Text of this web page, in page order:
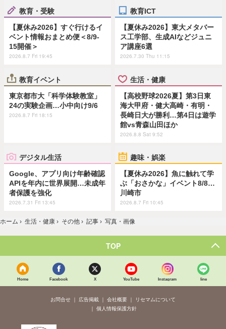
教育・受験
【夏休み2026】すぐ行けるイ
ベント情報おまとめ便＜8/9-
15開催＞
2026.8.7 Fri 19:45
教育ICT
【夏休み2026】東大メタバー
ス工学部、生成AIなどジュニ
ア講座6選
2026.7.30 Thu 11:15
教育イベント
東京都市大「科学体験教室」
24の実験企画…小中向け9/6
2026.8.7 Fri 18:15
生活・健康
【高校野球2026夏】第3日東
海大甲府・健大高崎・有明・
長崎日大が勝利…第4日は遊学
館vs青森山田ほか
2026.8.8 Sat 9:52
デジタル生活
Google、アプリ向け年齢確認
APIを年内に世界展開…未成年
者保護を強化
2026.7.31 Fri 13:45
趣味・娯楽
【夏休み2026】魚に触れて学
ぶ「おさかな」イベント8/8…
川崎市
2026.8.7 Fri 10:45
ホーム › 生活・健康 › その他 › 記事 › 写真・画像
TOP
Home Facebook X YouTube Instagram line
お問合せ 広告掲載 会社概要
リセマムについて
個人情報保護方針